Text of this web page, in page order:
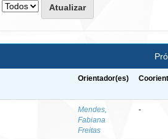
Orientador(es)
Mendes,
Fabiana
Freitas
-